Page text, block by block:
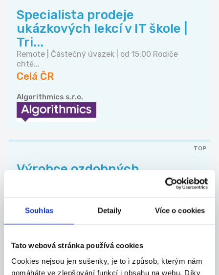
Souhlas Detaily Více o cookies
Tato webová stránka používá cookies
Cookies nejsou jen sušenky, je to i způsob, kterým nám
pomáháte ve zlepšování funkcí i obsahu na webu. Díky
Specialista prodeje
ukázkových lekcí v IT škole |
Tri...
Remote | Částečný úvazek | od 15:00 Rodiče
chtě...
Celá ČR
Algorithmics s.r.o.
TOP
Výrobce ozdobných
Celá ČR